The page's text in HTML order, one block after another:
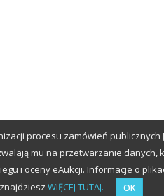
procesu zamówień publicznych
mu na przetwarzanie danych,
i oceny eAukcji. Informacje o
WIĘCEJ TUTAJ. OK